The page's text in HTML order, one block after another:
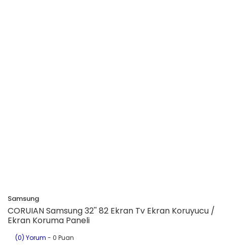
Samsung
CORUIAN Samsung 32'' 82 Ekran Tv Ekran Koruyucu /
Ekran Koruma Paneli
(0) Yorum - 0 Puan